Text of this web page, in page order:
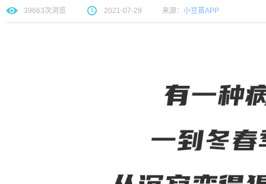
39663次浏览 2021-07-29 来源： 小豆苗APP